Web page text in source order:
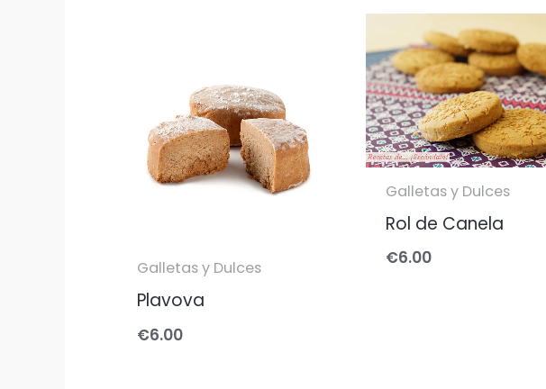
Galletas y Dulces
Plavova
€6.00
Galletas y Dulces
Rol de Canela
€6.00